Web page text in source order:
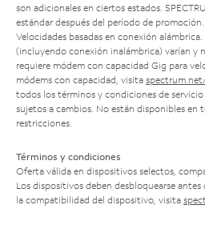
son adicionales en ciertos estados.
estándar después del período de
Velocidades basadas en conexión alámbrica.
(incluyendo conexión inalámbrica) varían y
requiere módem con capacidad Gig para
módems con capacidad, visita
todos los términos y condiciones de
sujetos a cambios. No están disponibles en
restricciones.
Términos y condiciones
Oferta válida en dispositivos selectos,
Los dispositivos deben desbloquearse
la compatibilidad del dispositivo, visita